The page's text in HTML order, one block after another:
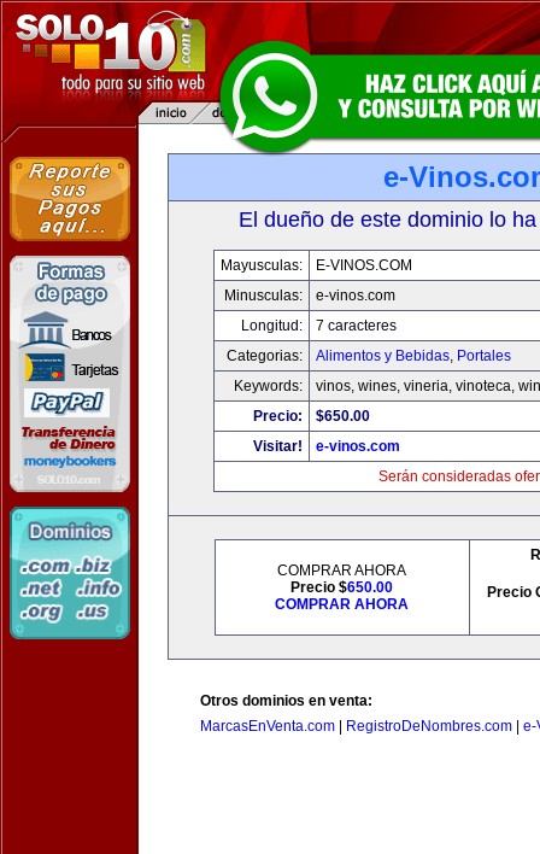
e-
El dueño de este dominio lo
Mayusculas:
E-VINOS.COM
Minusculas:
e-vinos.com
Longitud:
7 caracteres
Categorias:
Alimentos y Bebidas, Portales
Keywords:
vinos, wines, vineria, vinoteca,
Precio:
$650.00
Visitar!
e-vinos.com
Serán consideradas
COMPRAR AHORA
Precio $650.00
COMPRAR AHORA
Precio
Otros dominios en venta:
MarcasEnVenta.com
RegistroDeNombres.com e-